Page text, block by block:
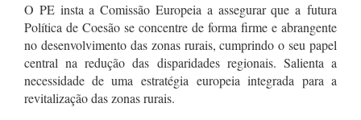
O PE insta a Comissão Europeia a assegurar que a futura
Política de Coesão se concentre de forma firme e abrangente
no desenvolvimento das zonas rurais, cumprindo o seu papel
central na redução das disparidades regionais. Salienta a
necessidade de uma estratégia europeia integrada para a
revitalização das zonas rurais.